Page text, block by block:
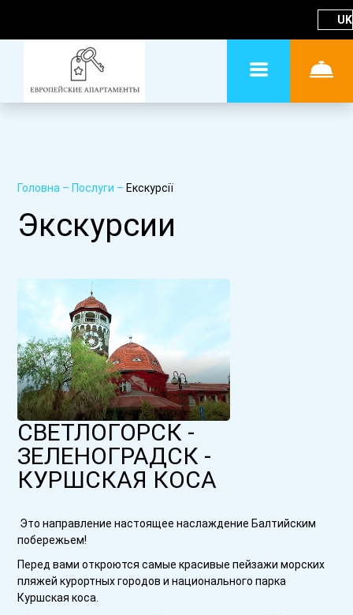
UK
Головна – Послуги – Екскурсії
Экскурсии
СВЕТЛОГОРСК -
ЗЕЛЕНОГРАДСК -
КУРШСКАЯ КОСА
Это направление настоящее наслаждение Балтийским
побережьем!
Перед вами откроются самые красивые пейзажи морских
пляжей курортных городов и национального парка
Куршская коса.